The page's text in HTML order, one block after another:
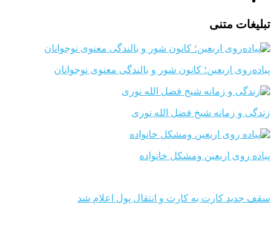
تبلیغات متنی
پیاده‌روی اربعین؛ کانون شور و بالندگی معنوی نوجوانان
زندگی و زمانه شیخ فضل الله نوری
پیاده روی اربعین ومشکل خانواده
سقف جدید کارت به کارت و انتقال پول اعلام شد